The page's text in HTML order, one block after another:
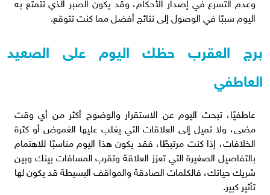
اليوم سببًا في الوصول إلى نتائج أفضل مما كنت تتوقع.
برج العقرب حظك اليوم على الصعيد
العاطفي
عاطفيًا، تبحث اليوم عن الاستقرار والوضوح أكثر من أي وقت
مضى، ولا تميل إلى العلاقات التي يغلب عليها الغموض أو كثرة
الخلافات، إذا كنت مرتبطًا، فقد يكون هذا اليوم مناسبًا للاهتمام
بالتفاصيل الصغيرة التي تعزز العلاقة وتقرب المسافات بينك وبين
شريك حياتك، فالكلمات الصادقة والمواقف البسيطة قد يكون لها
تأثير كبير.